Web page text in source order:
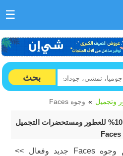
☰
بحث
وتجميل وجوه Faces
كود خصم وجوه 2026 خصم 10% للعطور ومستحضرات التجميل
Faces
كود خصم وجوه Faces جديد وفعال >>